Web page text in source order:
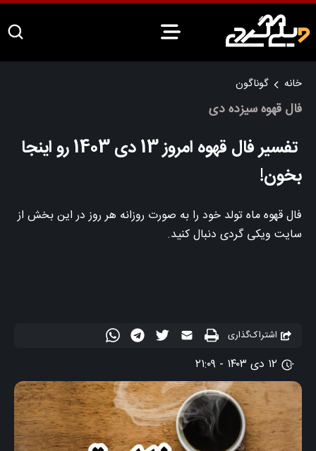
خانه گوناگون
فال قهوه سیزده دی
تفسیر فال قهوه امروز 13 دی 1403 رو اینجا
بخون!
فال قهوه ماه تولد خود را به صورت روزانه هر روز در این بخش از
سایت ویکی گردی دنبال کنید.
اشتراک‌گذاری
۱۲ دی ۱۴۰۳ - ۲۱:۰۹